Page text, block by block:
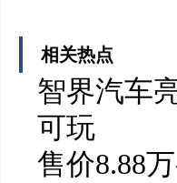
相关热点
智界汽车
可玩
售价8.88